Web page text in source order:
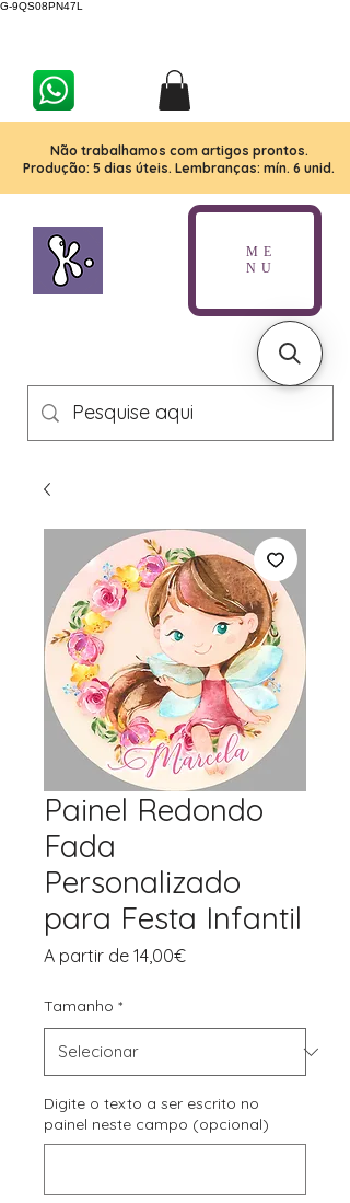
G-9QS08PN47L
Não trabalhamos com artigos prontos.
Produção: 5 dias úteis. Lembranças: mín. 6 unid.
ME
NU
Painel Redondo
Fada
Personalizado
para Festa Infantil
A partir de 14,00€Preço
Tamanho *
Digite o texto a ser escrito no
painel neste campo (opcional)